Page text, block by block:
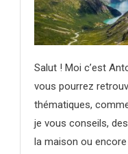
Salut ! Moi c’est
vous pourrez
thématiques,
je vous conseils,
la maison ou